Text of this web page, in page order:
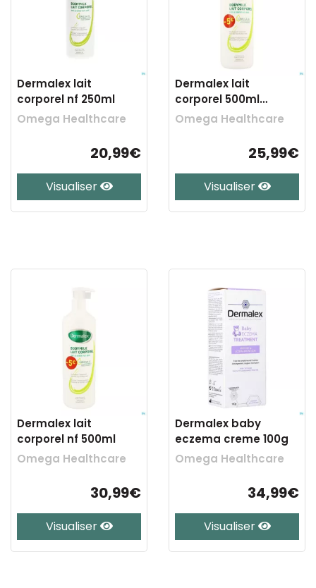
Dermalex lait
corporel nf 250ml
Omega Healthcare
20,99€
Visualiser
Dermalex lait
corporel 500ml
promo -5€
Omega Healthcare
25,99€
Visualiser
Dermalex lait
corporel nf 500ml
Omega Healthcare
30,99€
Visualiser
Dermalex baby
eczema creme 100g
Omega Healthcare
34,99€
Visualiser